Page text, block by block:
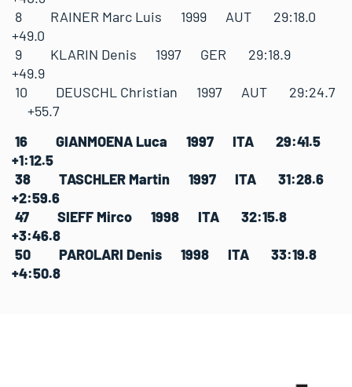
8 RAINER Marc Luis 1999 AUT 29:18.0
+49.0
9 KLARIN Denis 1997 GER 29:18.9
+49.9
10 DEUSCHL Christian 1997 AUT 29:24.7
+55.7
16 GIANMOENA Luca 1997 ITA 29:41.5
+1:12.5
38 TASCHLER Martin 1997 ITA 31:28.6
+2:59.6
47 SIEFF Mirco 1998 ITA 32:15.8
+3:46.8
50 PAROLARI Denis 1998 ITA 33:19.8
+4:50.8